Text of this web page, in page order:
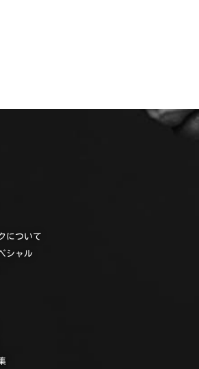
について
シャル